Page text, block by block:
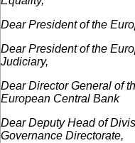
Dear President of the
Dear President of the
Judiciary,
Dear Director General of
European Central Bank
Dear Deputy Head of
Governance Directorate,